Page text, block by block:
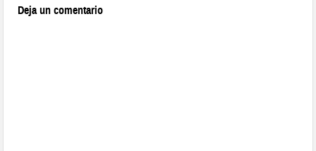
Deja un comentario